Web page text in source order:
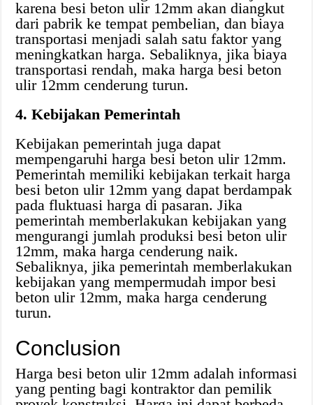
karena besi beton ulir 12mm akan diangkut
dari pabrik ke tempat pembelian, dan biaya
transportasi menjadi salah satu faktor yang
meningkatkan harga. Sebaliknya, jika biaya
transportasi rendah, maka harga besi beton
ulir 12mm cenderung turun.
4. Kebijakan Pemerintah
Kebijakan pemerintah juga dapat
mempengaruhi harga besi beton ulir 12mm.
Pemerintah memiliki kebijakan terkait harga
besi beton ulir 12mm yang dapat berdampak
pada fluktuasi harga di pasaran. Jika
pemerintah memberlakukan kebijakan yang
mengurangi jumlah produksi besi beton ulir
12mm, maka harga cenderung naik.
Sebaliknya, jika pemerintah memberlakukan
kebijakan yang mempermudah impor besi
beton ulir 12mm, maka harga cenderung
turun.
Conclusion
Harga besi beton ulir 12mm adalah informasi
yang penting bagi kontraktor dan pemilik